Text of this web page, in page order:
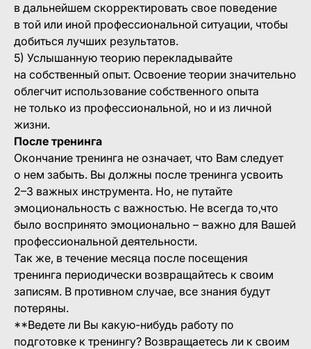
в дальнейшем скорректировать свое поведение
в той или иной профессиональной ситуации, чтобы
добиться лучших результатов.
5) Услышанную теорию перекладывайте
на собственный опыт. Освоение теории значительно
облегчит использование собственного опыта
не только из профессиональной, но и из личной
жизни.
После тренинга
Окончание тренинга не означает, что Вам следует
о нем забыть. Вы должны после тренинга усвоить
2–3 важных инструмента. Но, не путайте
эмоциональность с важностью. Не всегда то,что
было воспринято эмоционально – важно для Вашей
профессиональной деятельности.
Так же, в течение месяца после посещения
тренинга периодически возвращайтесь к своим
записям. В противном случае, все знания будут
потеряны.
**Ведете ли Вы какую-нибудь работу по
подготовке к тренингу? Возвращаетесь ли к своим